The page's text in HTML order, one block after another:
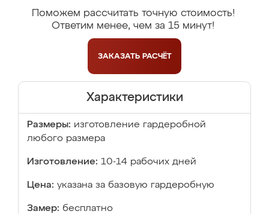
Поможем рассчитать точную стоимость!
Ответим менее, чем за 15 минут!
ЗАКАЗАТЬ РАСЧЁТ
Характеристики
Размеры: изготовление гардеробной
любого размера
Изготовление: 10-14 рабочих дней
Цена: указана за базовую гардеробную
Замер: бесплатно